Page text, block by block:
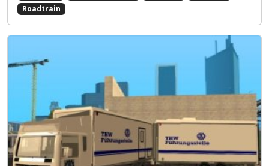
Roadtrain